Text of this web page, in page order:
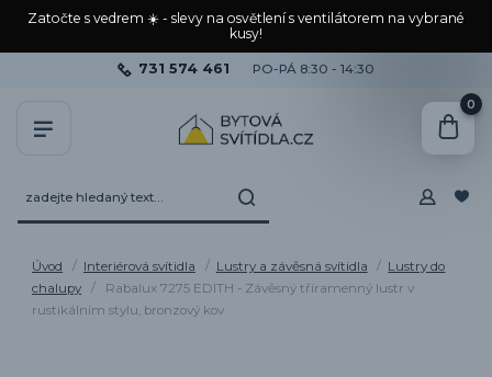
Zatočte s vedrem ☀️ - slevy na osvětlení s ventilátorem na vybrané
kusy!
731 574 461 PO-PÁ 8:30 - 14:30
0
Úvod Interiérová svítidla Lustry a závěsná svítidla
Lustry do
chalupy
Rabalux 7275 EDITH - Závěsný tříramenný lustr v
rustikálním stylu, bronzový kov